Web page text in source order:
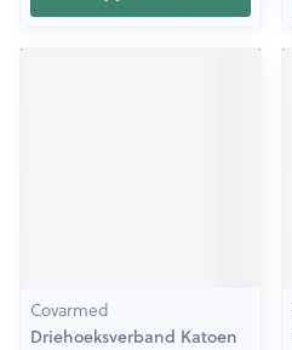
Covarmed
Driehoeksverband Katoen